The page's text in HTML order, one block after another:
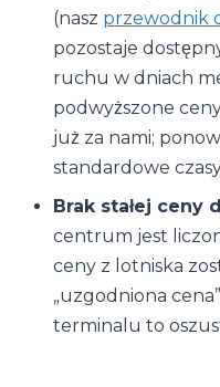
(nasz przewodnik
pozostaje
ruchu w dniach
podwyższone
już za nami;
standardowe
Brak stałej ceny
centrum jest
ceny z lotniska
„uzgodniona
terminalu to